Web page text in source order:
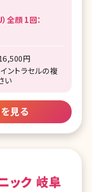
全顔 1回：
円
ントラセルの複
い
見る
ック 岐阜